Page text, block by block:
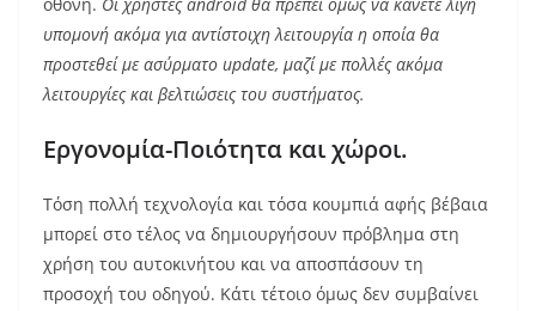
υπομονή ακόμα για αντίστοιχη λειτουργία η οποία θα
προστεθεί με ασύρματο update, μαζί με πολλές ακόμα
λειτουργίες και βελτιώσεις του συστήματος.
Εργονομία-Ποιότητα και χώροι.
Τόση πολλή τεχνολογία και τόσα κουμπιά αφής βέβαια
μπορεί στο τέλος να δημιουργήσουν πρόβλημα στη
χρήση του αυτοκινήτου και να αποσπάσουν τη
προσοχή του οδηγού. Κάτι τέτοιο όμως δεν συμβαίνει